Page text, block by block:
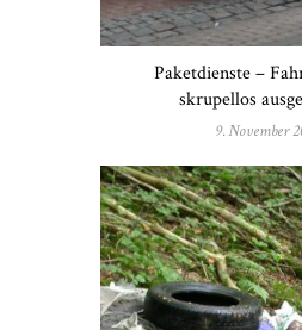
Paketdienste –
skrupellos
9. November